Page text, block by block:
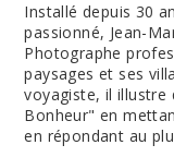
Installé depuis 30
passionné, Jean-
Photographe
paysages et ses
voyagiste, il illustre
Bonheur" en
en répondant au